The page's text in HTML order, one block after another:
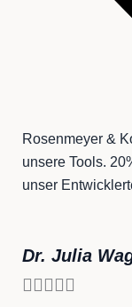
Rosenmeyer &
unsere Tools.
unser
Dr. Julia
